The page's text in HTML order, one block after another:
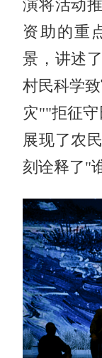
演将活动
资助的重
景，讲述
村民科学
灾""拒征
展现了农
刻诠释了"